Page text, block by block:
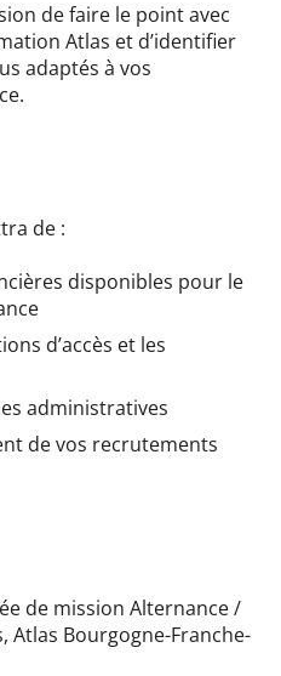
de faire le point avec
Atlas et d’identifier
adaptés à vos
de :
disponibles pour le
d’accès et les
administratives
de vos recrutements
de mission Alternance /
Atlas Bourgogne-Franche-